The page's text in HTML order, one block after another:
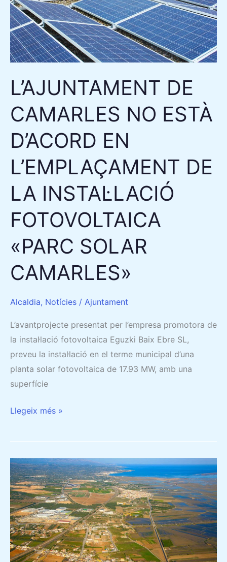
L’AJUNTAMENT DE
CAMARLES NO ESTÀ
D’ACORD EN
L’EMPLAÇAMENT DE
LA INSTAL·LACIÓ
FOTOVOLTAICA
«PARC SOLAR
CAMARLES»
Alcaldia, Notícies / Ajuntament
L’avantprojecte presentat per l’empresa promotora de
la instal·lació fotovoltaica Eguzki Baix Ebre SL,
preveu la instal·lació en el terme municipal d’una
planta solar fotovoltaica de 17.93 MW, amb una
superfície
NO
ESTÀ
D’ACORD
EN
L’EMPLAÇAMENT
DE
LA
INSTAL·LACIÓ
FOTOVOLTAICA
«PARC
CAMARLES»
Llegeix més »
EL
PLE
APROVA
UNA
PROPOSTA
DE
RESOLUCIÓ